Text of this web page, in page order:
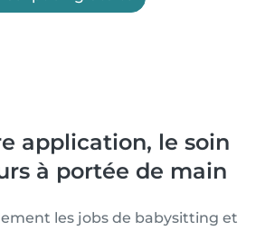
application, le soin
à portée de main
les jobs de babysitting et